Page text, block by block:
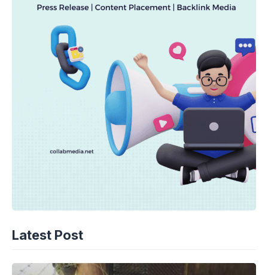
Latest Post